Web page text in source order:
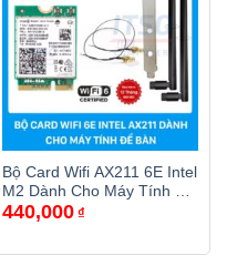
Bộ Card Wifi AX211 6E Intel
M2 Dành Cho Máy Tính Để
Bàn
440,000 ₫